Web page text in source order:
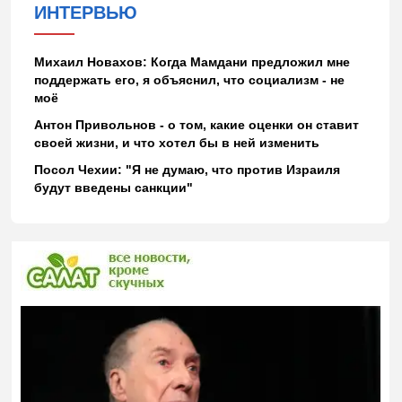
ИНТЕРВЬЮ
Михаил Новахов: Когда Мамдани предложил мне
поддержать его, я объяснил, что социализм - не
моё
Антон Привольнов - о том, какие оценки он ставит
своей жизни, и что хотел бы в ней изменить
Посол Чехии: "Я не думаю, что против Израиля
будут введены санкции"